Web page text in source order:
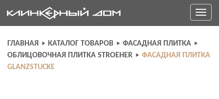
to
content
Toggle
ГЛАВНАЯ КАТАЛОГ ТОВАРОВ
ФАСАДНАЯ ПЛИТКА
ОБЛИЦОВОЧНАЯ ПЛИТКА STROEHER
ФАСАДНАЯ ПЛИТКА
GLANZSTUCKE